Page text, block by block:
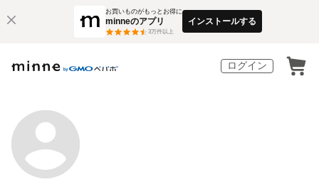
お買いものがもっとお得に
minneのアプリ
3万件以上
インストールする
ログイン